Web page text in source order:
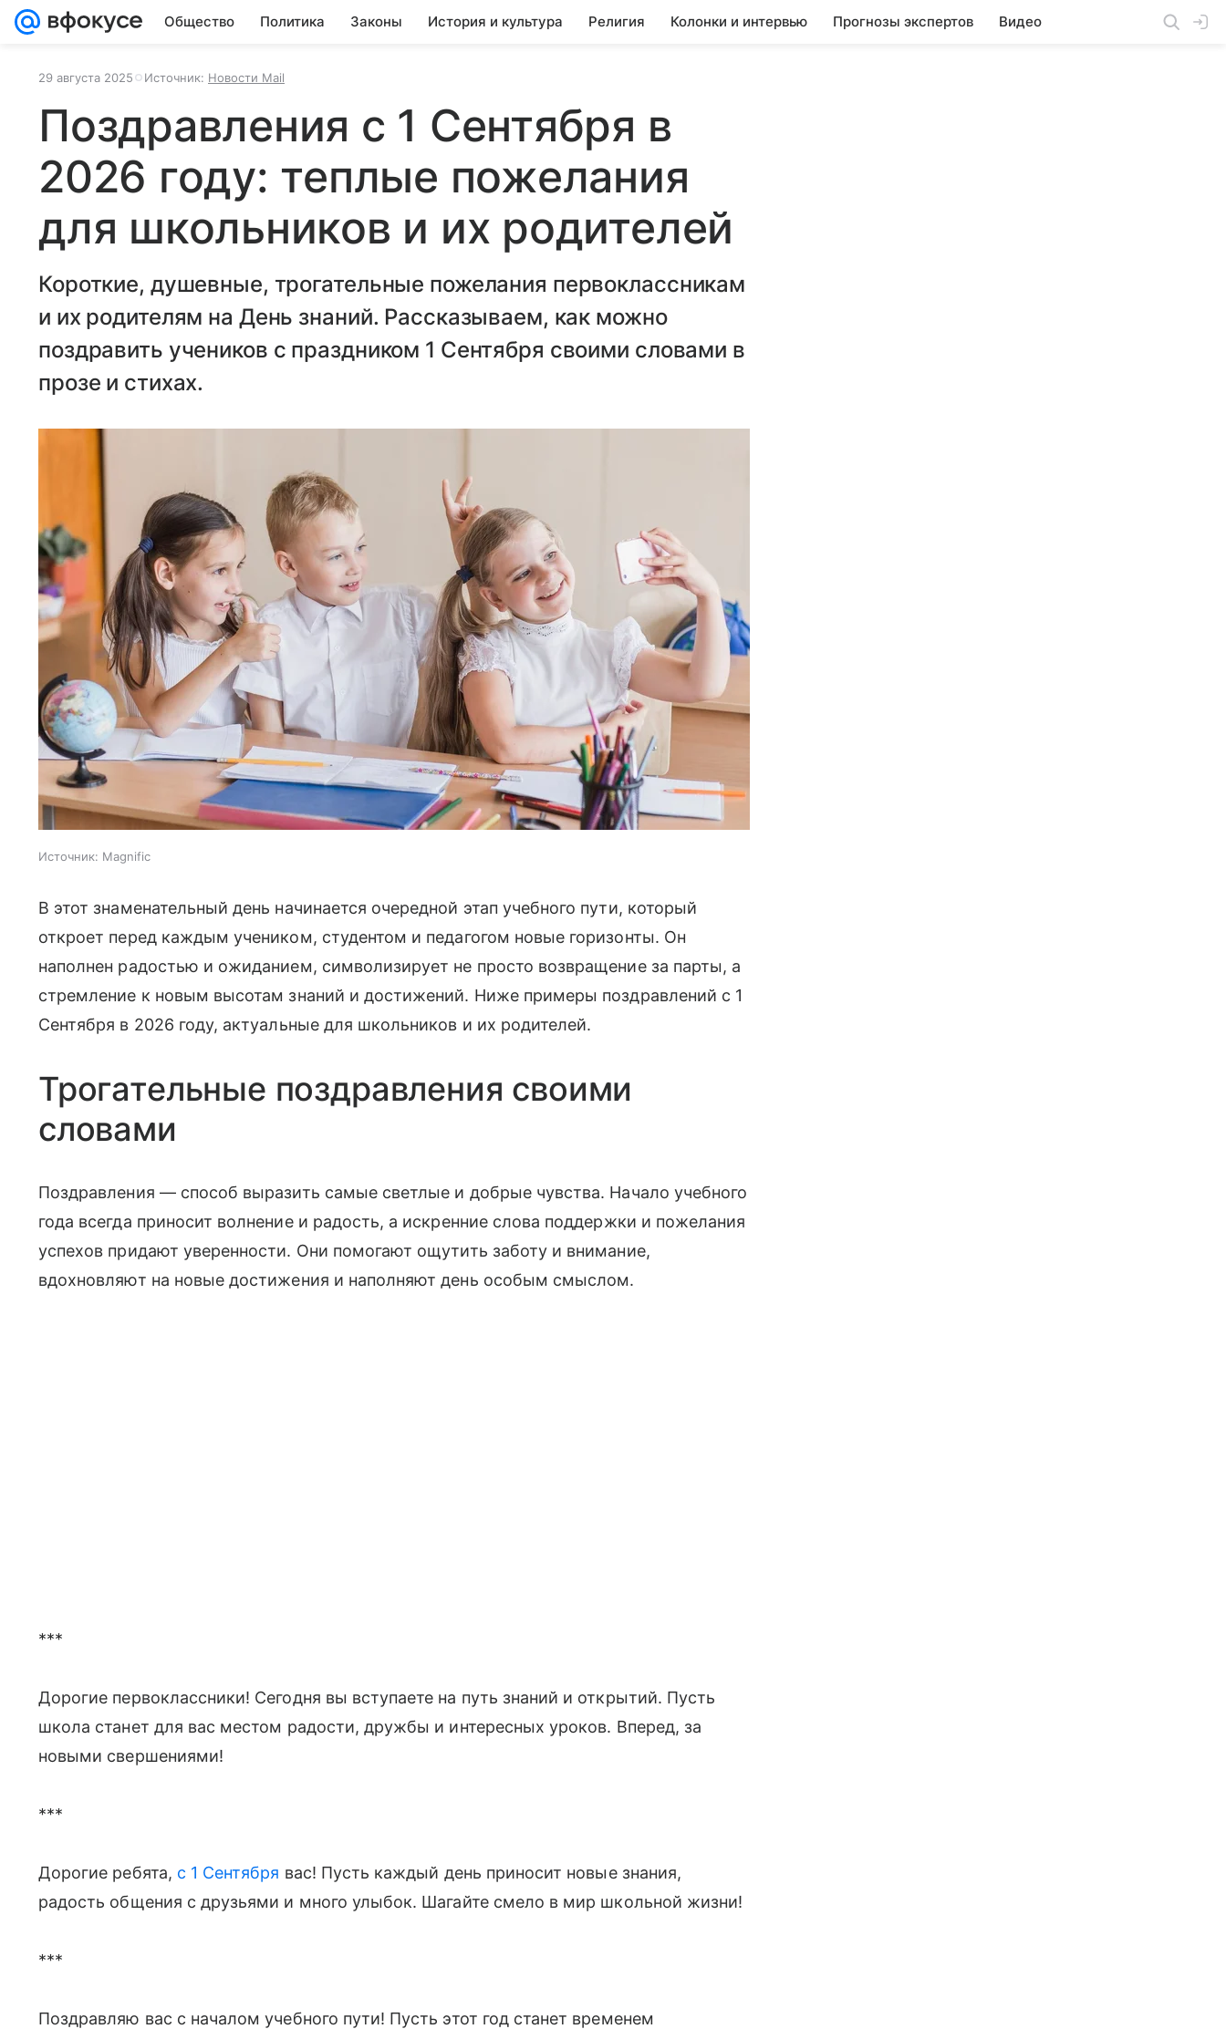
Общество Политика Законы История и культура Религия Колонки и интервью Прогнозы экспертов Видео
29 августа 2025 Источник: Новости Mail
Поздравления с 1 Сентября в
2026 году: теплые пожелания
для школьников и их родителей
Короткие, душевные, трогательные пожелания первоклассникам
и их родителям на День знаний. Рассказываем, как можно
поздравить учеников с праздником 1 Сентября своими словами в
прозе и стихах.
Источник: Magnific
В этот знаменательный день начинается очередной этап учебного пути, который
откроет перед каждым учеником, студентом и педагогом новые горизонты. Он
наполнен радостью и ожиданием, символизирует не просто возвращение за парты, а
стремление к новым высотам знаний и достижений. Ниже примеры поздравлений с 1
Сентября в 2026 году, актуальные для школьников и их родителей.
Трогательные поздравления своими
словами
Поздравления — способ выразить самые светлые и добрые чувства. Начало учебного
года всегда приносит волнение и радость, а искренние слова поддержки и пожелания
успехов придают уверенности. Они помогают ощутить заботу и внимание,
вдохновляют на новые достижения и наполняют день особым смыслом.
***
Дорогие первоклассники! Сегодня вы вступаете на путь знаний и открытий. Пусть
школа станет для вас местом радости, дружбы и интересных уроков. Вперед, за
новыми свершениями!
***
Дорогие ребята, с 1 Сентября вас! Пусть каждый день приносит новые знания,
радость общения с друзьями и много улыбок. Шагайте смело в мир школьной жизни!
***
Поздравляю вас с началом учебного пути! Пусть этот год станет временем